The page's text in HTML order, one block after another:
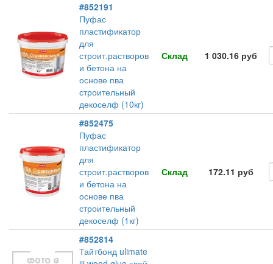
#852191
Пуфас
пластификатор
для
строит.растворов
и бетона на
основе пва
строительный
декоселф (10кг)
Склад 1 030.16 руб
#852475
Пуфас
пластификатор
для
строит.растворов
и бетона на
основе пва
строительный
декоселф (1кг)
Склад 172.11 руб
#852814
Тайтбонд ulimate